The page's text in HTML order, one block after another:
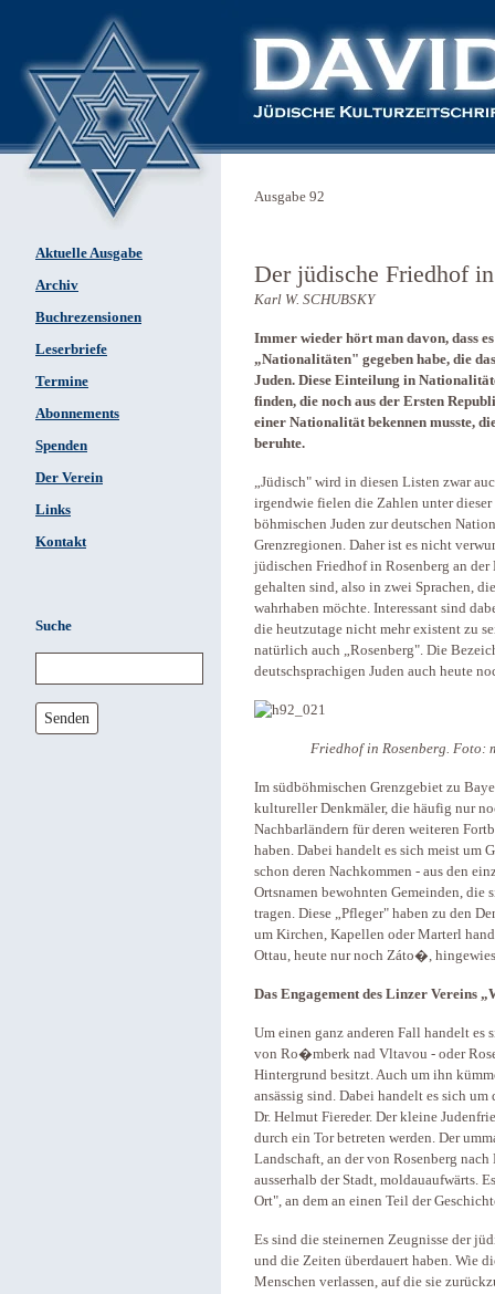
Aktuelle Ausgabe
Archiv
Buchrezensionen
Leserbriefe
Termine
Abonnements
Spenden
Der Verein
Links
Kontakt
Suche
Senden
Ausgabe 92
Der jüdische Friedhof
Karl W. SCHUBSKY
Immer wieder hört man davon, dass
„Nationalitäten" gegeben habe, die
Juden. Diese Einteilung in
finden, die noch aus der Ersten
einer Nationalität bekennen musste,
beruhte.
„Jüdisch" wird in diesen Listen zwar
irgendwie fielen die Zahlen unter
böhmischen Juden zur deutschen
Grenzregionen. Daher ist es nicht
jüdischen Friedhof in Rosenberg an
gehalten sind, also in zwei Sprachen,
wahrhaben möchte. Interessant sind
die heutzutage nicht mehr existent zu
natürlich auch „Rosenberg". Die
deutschsprachigen Juden auch heute
Friedhof in Rosenberg. Foto:
Im südböhmischen Grenzgebiet zu
kultureller Denkmäler, die häufig nur
Nachbarländern für deren weiteren
haben. Dabei handelt es sich meist um
schon deren Nachkommen - aus den
Ortsnamen bewohnten Gemeinden, die
tragen. Diese „Pfleger" haben zu den
um Kirchen, Kapellen oder Marterl
Ottau, heute nur noch Záto�,
Das Engagement des Linzer Vereins
Um einen ganz anderen Fall handelt es
von Ro�mberk nad Vltavou - oder
Hintergrund besitzt. Auch um ihn
ansässig sind. Dabei handelt es sich
Dr. Helmut Fiereder. Der kleine
durch ein Tor betreten werden. Der
Landschaft, an der von Rosenberg
ausserhalb der Stadt, moldauaufwärts.
Ort", an dem an einen Teil der
Es sind die steinernen Zeugnisse der
und die Zeiten überdauert haben. Wie
Menschen verlassen, auf die sie